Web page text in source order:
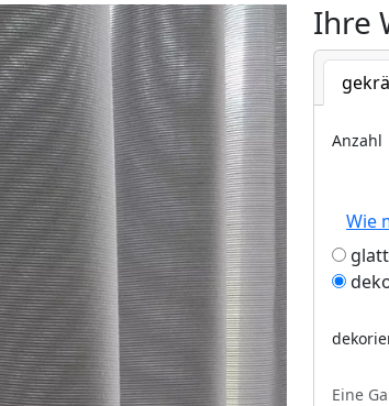
Ihre
Anzahl
Wie
Eine